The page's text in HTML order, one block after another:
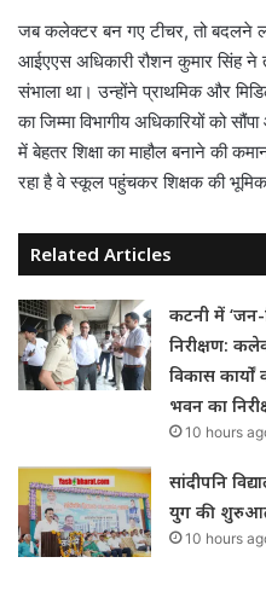
जब कलेक्टर बन गए टीचर, तो बदलने
आईएएस अधिकारी रौशन कुमार सिंह ने
संभाला था। उन्होंने प्राथमिक और
का जिम्मा विभागीय अधिकारियों को
में बेहतर शिक्षा का माहौल बनाने की
रहा है वे स्कूल पहुंचकर शिक्षक की
Related Articles
कटनी में
निरीक्षण:
विकास
भवन का
10 hours
सांदीपनि
युग की
10 hours